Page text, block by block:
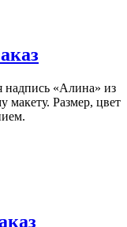
надпись «Алина» из
макету. Размер, цвет